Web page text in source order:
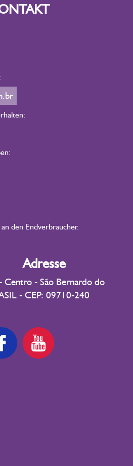
den Endverbraucher.
Adresse
Centro - São Bernardo do
- CEP: 09710-240